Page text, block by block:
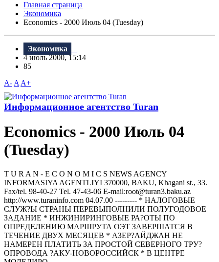
Главная страница
Экономика
Economics - 2000 Июль 04 (Tuesday)
Экономика
4 июль 2000, 15:14
85
A- A A+
Информационное агентство Turan
Economics - 2000 Июль 04
(Tuesday)
T U R A N - E C O N O M I C S NEWS AGENCY
INFORMASIYA AGENTLIYI 370000, BAKU, Khagani st., 33.
Fax/tel. 98-40-27 Tel. 47-43-06 E-mail:root@turan3.baku.az
httр://www.turaninfo.com 04.07.00 --------- * НАЛОГОВЫЕ
СЛУЖ?Ы СТРАНЫ ПЕРЕВЫПОЛНИЛИ ПОЛУГОДОВОЕ
ЗАДАНИЕ * ИНЖИНИРИНГОВЫЕ РА?ОТЫ ПО
ОПРЕДЕЛЕНИЮ МАРШРУТА ОЭТ ЗАВЕРШАТСЯ В
ТЕЧЕНИЕ ДВУХ МЕСЯЦЕВ * АЗЕР?АЙДЖАН НЕ
НАМЕРЕН ПЛАТИТЬ ЗА ПРОСТОЙ СЕВЕРНОГО ТРУ?
ОПРОВОДА ?АКУ-НОВОРОССИЙСК * В ЦЕНТРЕ